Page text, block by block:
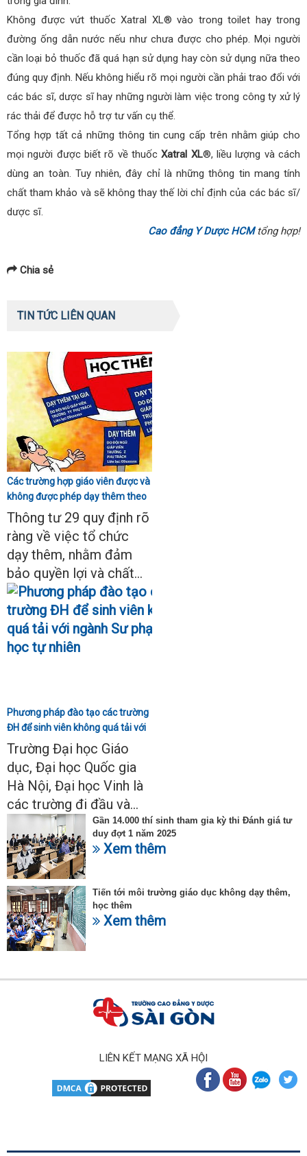
Không được vứt thuốc Xatral XL® vào trong toilet hay trong
đường ống dẫn nước nếu như chưa được cho phép. Mọi người
cần loại bỏ thuốc đã quá hạn sử dụng hay còn sử dụng nữa theo
đúng quy định. Nếu không hiểu rõ mọi người cần phải trao đổi với
các bác sĩ, dược sĩ hay những người làm việc trong công ty xử lý
rác thải để được hỗ trợ tư vấn cụ thể.
Tổng hợp tất cả những thông tin cung cấp trên nhằm giúp cho
mọi người được biết rõ về thuốcXatral XL®, liều lượng và cách
dùng an toàn. Tuy nhiên, đây chỉ là những thông tin mang tính
chất tham khảo và sẽ không thay thế lời chỉ định của các bác sĩ/
dược sĩ.
Cao đẳng Y Dược HCMtổng hợp!
Chia sẻ
TIN TỨC LIÊN QUAN
Các trường hợp giáo viên được và
không được phép dạy thêm theo
Thông tư 29
Thông tư 29 quy định rõ
ràng về việc tổ chức
dạy thêm, nhằm đảm
bảo quyền lợi và chất...
Phương pháp đào tạo các trường
ĐH để sinh viên không quá tải với
ngành Sư phạm Khoa học tự
nhiên
Trường Đại học Giáo
dục, Đại học Quốc gia
Hà Nội, Đại học Vinh là
các trường đi đầu và...
Gần 14.000 thí sinh tham gia kỳ thi Đánh giá tư
duy đợt 1 năm 2025
Xem thêm
Tiến tới môi trường giáo dục không dạy thêm,
học thêm
Xem thêm
LIÊN KẾT MẠNG XÃ HỘI